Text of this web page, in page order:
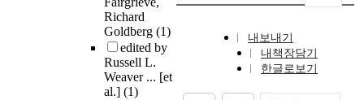
Richard
Goldberg (1)
edited by
Russell L.
Weaver ... [et
al.] (1)
내보내기
내책장담기
한글로보기